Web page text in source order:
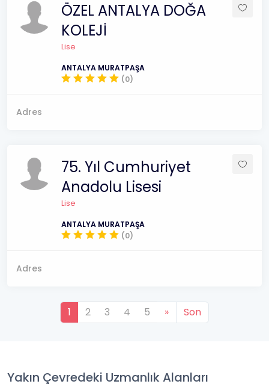
ÖZEL ANTALYA DOĞA
KOLEJİ
Lise
ANTALYA MURATPAŞA
(0)
Adres
75. Yıl Cumhuriyet
Anadolu Lisesi
Lise
ANTALYA MURATPAŞA
(0)
Adres
1 2 3 4 5 » Son
Yakın Çevredeki Uzmanlık Alanları